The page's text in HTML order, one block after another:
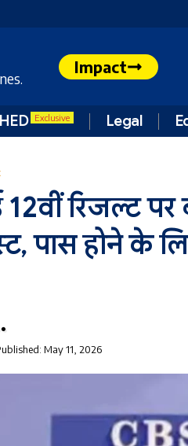
Impact
Exclusive Legal
12वीं रिजल्ट
पास होने के
May 11, 2026